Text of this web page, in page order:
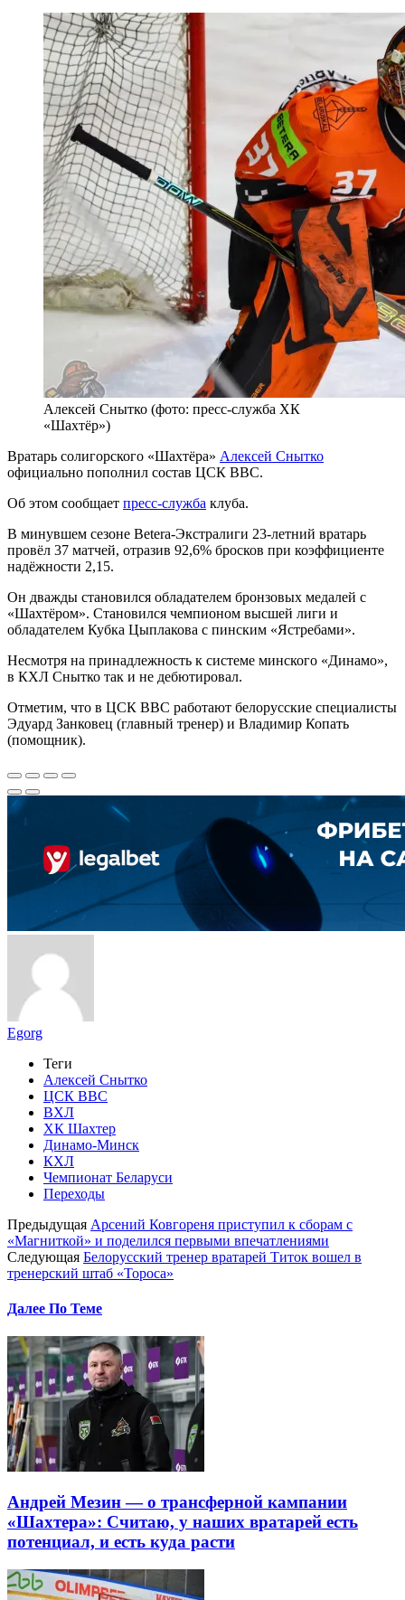
Алексей Снытко (фото: пресс-служба ХК
«Шахтёр»)
Вратарь солигорского «Шахтёра» Алексей Снытко
официально пополнил состав ЦСК ВВС.
Об этом сообщает пресс-служба клуба.
В минувшем сезоне Betera-Экстралиги 23-летний вратарь
провёл 37 матчей, отразив 92,6% бросков при коэффициенте
надёжности 2,15.
Он дважды становился обладателем бронзовых медалей с
«Шахтёром». Становился чемпионом высшей лиги и
обладателем Кубка Цыплакова с пинским «Ястребами».
Несмотря на принадлежность к системе минского «Динамо»,
в КХЛ Снытко так и не дебютировал.
Отметим, что в ЦСК ВВС работают белорусские специалисты
Эдуард Занковец (главный тренер) и Владимир Копать
(помощник).
Egorg
Теги
Алексей Снытко
ЦСК ВВС
ВХЛ
ХК Шахтер
Динамо-Минск
КХЛ
Чемпионат Беларуси
Переходы
Предыдущая Арсений Ковгореня приступил к сборам с
«Магниткой» и поделился первыми впечатлениями
Следующая Белорусский тренер вратарей Титок вошел в
тренерский штаб «Тороса»
Далее По Теме
Андрей Мезин — о трансферной кампании
«Шахтера»: Считаю, у наших вратарей есть
потенциал, и есть куда расти